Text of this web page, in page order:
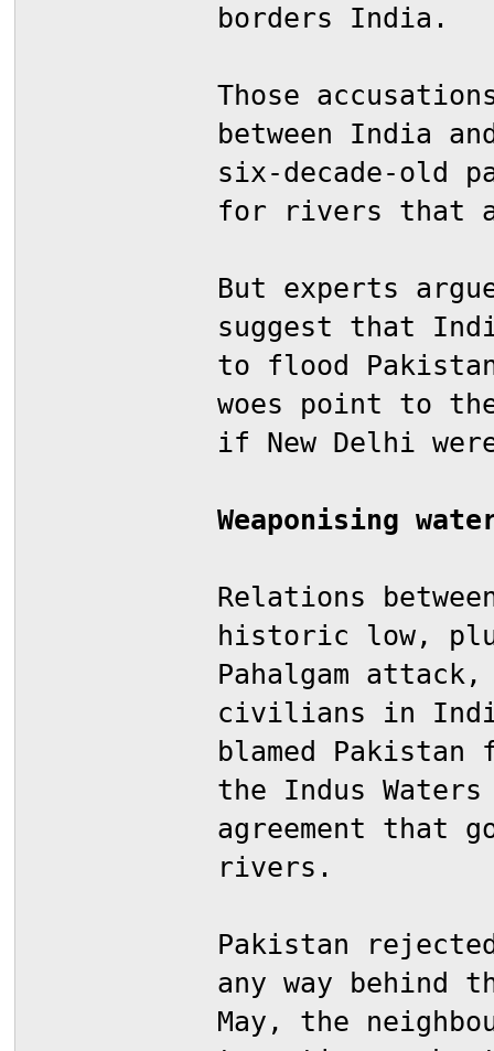
borders India.
Those
between India
six-decade-old
for rivers that
But experts
suggest that
to flood
woes point to
if New Delhi
Weaponising
Relations
historic low,
Pahalgam
civilians in
blamed
the Indus
agreement that
rivers.
Pakistan
any way behind
May, the